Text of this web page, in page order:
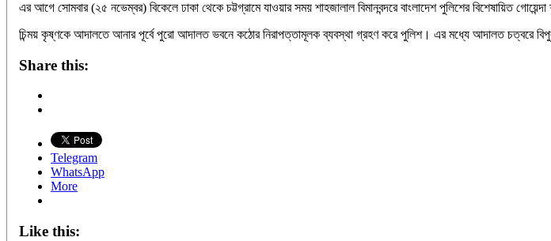
এর আগে সোমবার (২৫ নভেম্বর) বিকেলে ঢাকা থেকে চট্টগ্রামে যাওয়ার সময় শাহজালাল বিমানবন্দরে বাংলাদেশ পুলিশের বিশেষায়িত
চিন্ময় কৃষ্ণকে আদালতে আনার পূর্বে পুরো আদালত ভবনে কঠোর নিরাপত্তামূলক ব্যবস্থা গ্রহণ করে পুলিশ। এর মধ্যে আদালত চত্বরে
Share this:
Telegram
WhatsApp
More
Like this: